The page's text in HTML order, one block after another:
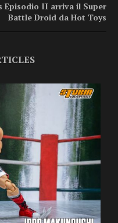
Episodio II arriva il Super
Battle Droid da Hot Toys